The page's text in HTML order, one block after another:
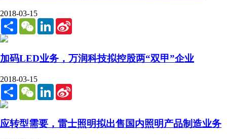
2018-03-15
Share WeChatLinkedIn
加码LED业务，万润科技拟控股两“双甲”企业
2018-03-15
Share WeChatLinkedIn
应转型需要，雷士照明拟出售国内照明产品制造业务